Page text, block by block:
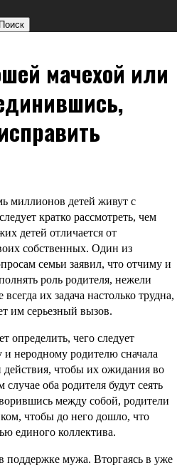
мачехой или
миллионов детей живут с
кратко рассмотреть, чем
детей отличается от
собственных. Один из
семьи заявил, что отчиму и
роль родителя, нежели
их задача настолько трудна,
им серьезный вызов.
определить, чего следует
неродному родителю сначала
действия, чтобы их ожидания во
оба родителя будут сеять
между собой, родители
чтобы до него дошло, что
единого коллектива.
поддержке мужа. Вторгаясь в уже